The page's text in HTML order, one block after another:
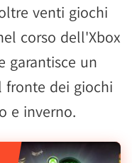
venti giochi
corso dell'Xbox
garantisce un
fronte dei giochi
e inverno.